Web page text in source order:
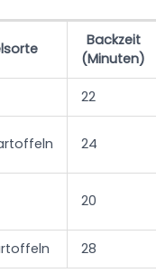
Backzeit
(Minuten)
22
24
20
28